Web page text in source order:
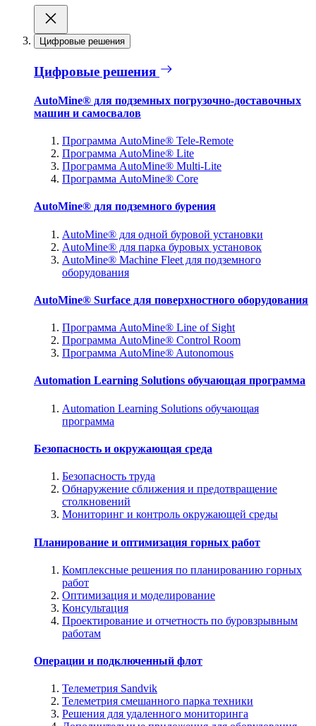
Цифровые решения
Цифровые решения
AutoMine® для подземных погрузочно-доставочных
машин и самосвалов
Программа AutoMine® Tele-Remote
Программа AutoMine® Lite
Программа AutoMine® Multi-Lite
Программа AutoMine® Core
AutoMine® для подземного бурения
AutoMine® для одной буровой установки
AutoMine® для парка буровых установок
AutoMine® Machine Fleet для подземного
оборудования
AutoMine® Surface для поверхностного оборудования
Программа AutoMine® Line of Sight
Программа AutoMine® Control Room
Программа AutoMine® Autonomous
Automation Learning Solutions обучающая программа
Automation Learning Solutions обучающая
программа
Безопасность и окружающая среда
Безопасность труда
Обнаружение сближения и предотвращение
столкновений
Мониторинг и контроль окружающей среды
Планирование и оптимизация горных работ
Комплексные решения по планированию горных
работ
Оптимизация и моделирование
Консультация
Проектирование и отчетность по буровзрывным
работам
Операции и подключенный флот
Телеметрия Sandvik
Телеметрия смешанного парка техники
Решения для удаленного мониторинга